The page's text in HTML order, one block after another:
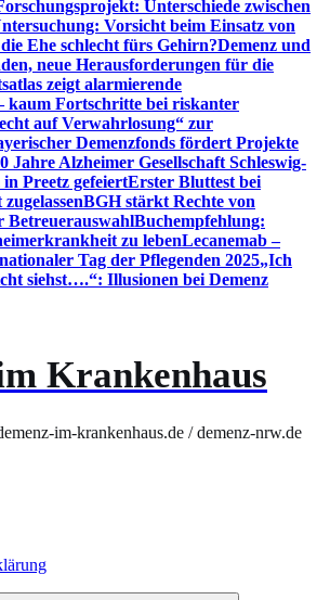
Unterschiede zwischen
Vorsicht beim Einsatz von
Ehe schlecht fürs Gehirn?Demenz und
neue Herausforderungen für die
zeigt alarmierende
kaum Fortschritte bei riskanter
auf Verwahrlosung“ zur
Demenzfonds fördert Projekte
Jahre Alzheimer Gesellschaft Schleswig-
Preetz gefeiertErster Bluttest bei
BGH stärkt Rechte von
BetreuerauswahlBuchempfehlung:
zu lebenLecanemab –
Tag der Pflegenden 2025„Ich
siehst….“: Illusionen bei Demenz
Krankenhaus
im-krankenhaus.de / demenz-nrw.de